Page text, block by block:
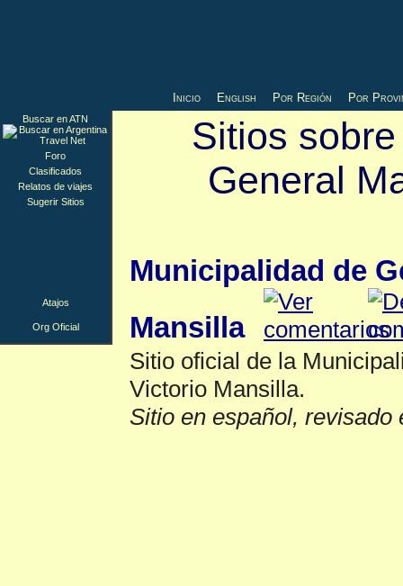
Inicio English Por Región Por
Sitios
General
Municipalidad de
Mansilla
Sitio oficial de la
Victorio Mansilla.
Sitio en español, revisado
Buscar en ATN
Foro
Clasificados
Relatos de viajes
Sugerir Sitios
Atajos
Org Oficial